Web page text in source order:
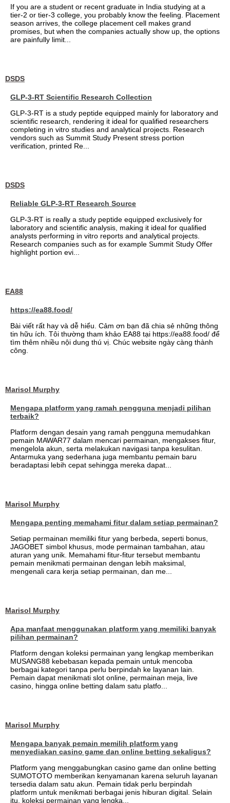
If you are a student or recent graduate in India studying at a
tier-2 or tier-3 college, you probably know the feeling. Placement
season arrives, the college placement cell makes grand
promises, but when the companies actually show up, the options
are painfully limit...
DSDS
GLP-3-RT Scientific Research Collection
GLP-3-RT is a study peptide equipped mainly for laboratory and
scientific research, rendering it ideal for qualified researchers
completing in vitro studies and analytical projects. Research
vendors such as Summit Study Present stress portion
verification, printed Re...
DSDS
Reliable GLP-3-RT Research Source
GLP-3-RT is really a study peptide equipped exclusively for
laboratory and scientific analysis, making it ideal for qualified
analysts performing in vitro reports and analytical projects.
Research companies such as for example Summit Study Offer
highlight portion evi...
EA88
https://ea88.food/
Bài viết rất hay và dễ hiểu. Cảm ơn bạn đã chia sẻ những thông
tin hữu ích. Tôi thường tham khảo EA88 tại https://ea88.food/ để
tìm thêm nhiều nội dung thú vị. Chúc website ngày càng thành
công.
Marisol Murphy
Mengapa platform yang ramah pengguna menjadi pilihan
terbaik?
Platform dengan desain yang ramah pengguna memudahkan
pemain MAWAR77 dalam mencari permainan, mengakses fitur,
mengelola akun, serta melakukan navigasi tanpa kesulitan.
Antarmuka yang sederhana juga membantu pemain baru
beradaptasi lebih cepat sehingga mereka dapat...
Marisol Murphy
Mengapa penting memahami fitur dalam setiap permainan?
Setiap permainan memiliki fitur yang berbeda, seperti bonus,
JAGOBET simbol khusus, mode permainan tambahan, atau
aturan yang unik. Memahami fitur-fitur tersebut membantu
pemain menikmati permainan dengan lebih maksimal,
mengenali cara kerja setiap permainan, dan me...
Marisol Murphy
Apa manfaat menggunakan platform yang memiliki banyak
pilihan permainan?
Platform dengan koleksi permainan yang lengkap memberikan
MUSANG88 kebebasan kepada pemain untuk mencoba
berbagai kategori tanpa perlu berpindah ke layanan lain.
Pemain dapat menikmati slot online, permainan meja, live
casino, hingga online betting dalam satu platfo...
Marisol Murphy
Mengapa banyak pemain memilih platform yang
menyediakan casino game dan online betting sekaligus?
Platform yang menggabungkan casino game dan online betting
SUMOTOTO memberikan kenyamanan karena seluruh layanan
tersedia dalam satu akun. Pemain tidak perlu berpindah
platform untuk menikmati berbagai jenis hiburan digital. Selain
itu, koleksi permainan yang lengka...